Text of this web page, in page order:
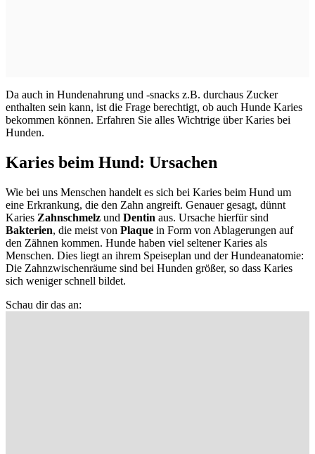
Da auch in Hundenahrung und -snacks z.B. durchaus Zucker
enthalten sein kann, ist die Frage berechtigt, ob auch Hunde Karies
bekommen können. Erfahren Sie alles Wichtrige über Karies bei
Hunden.
Karies beim Hund: Ursachen
Wie bei uns Menschen handelt es sich bei Karies beim Hund um
eine Erkrankung, die den Zahn angreift. Genauer gesagt, dünnt
Karies Zahnschmelz und Dentin aus. Ursache hierfür sind
Bakterien, die meist von Plaque in Form von Ablagerungen auf
den Zähnen kommen. Hunde haben viel seltener Karies als
Menschen. Dies liegt an ihrem Speiseplan und der Hundeanatomie:
Die Zahnzwischenräume sind bei Hunden größer, so dass Karies
sich weniger schnell bildet.
Schau dir das an: